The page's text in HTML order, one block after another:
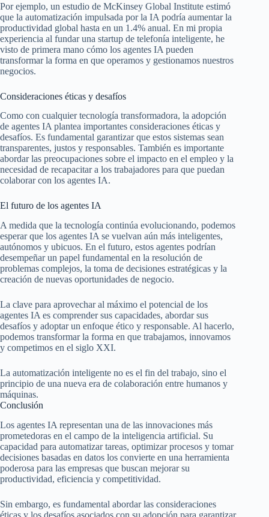
Por ejemplo, un estudio de McKinsey Global Institute estimó
que la automatización impulsada por la IA podría aumentar la
productividad global hasta en un 1.4% anual. En mi propia
experiencia al fundar una startup de telefonía inteligente, he
visto de primera mano cómo los agentes IA pueden
transformar la forma en que operamos y gestionamos nuestros
negocios.
Consideraciones éticas y desafíos
Como con cualquier tecnología transformadora, la adopción
de agentes IA plantea importantes consideraciones éticas y
desafíos. Es fundamental garantizar que estos sistemas sean
transparentes, justos y responsables. También es importante
abordar las preocupaciones sobre el impacto en el empleo y la
necesidad de recapacitar a los trabajadores para que puedan
colaborar con los agentes IA.
El futuro de los agentes IA
A medida que la tecnología continúa evolucionando, podemos
esperar que los agentes IA se vuelvan aún más inteligentes,
autónomos y ubicuos. En el futuro, estos agentes podrían
desempeñar un papel fundamental en la resolución de
problemas complejos, la toma de decisiones estratégicas y la
creación de nuevas oportunidades de negocio.
La clave para aprovechar al máximo el potencial de los
agentes IA es comprender sus capacidades, abordar sus
desafíos y adoptar un enfoque ético y responsable. Al hacerlo,
podemos transformar la forma en que trabajamos, innovamos
y competimos en el siglo XXI.
La automatización inteligente no es el fin del trabajo, sino el
principio de una nueva era de colaboración entre humanos y
máquinas.
Conclusión
Los agentes IA representan una de las innovaciones más
prometedoras en el campo de la inteligencia artificial. Su
capacidad para automatizar tareas, optimizar procesos y tomar
decisiones basadas en datos los convierte en una herramienta
poderosa para las empresas que buscan mejorar su
productividad, eficiencia y competitividad.
Sin embargo, es fundamental abordar las consideraciones
éticas y los desafíos asociados con su adopción para garantizar